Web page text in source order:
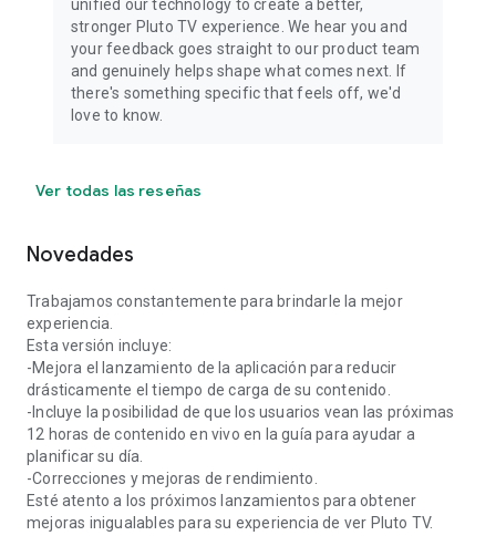
unified our technology to create a better,
stronger Pluto TV experience. We hear you and
your feedback goes straight to our product team
and genuinely helps shape what comes next. If
there's something specific that feels off, we'd
love to know.
Ver todas las reseñas
Novedades
Trabajamos constantemente para brindarle la mejor
experiencia.
Esta versión incluye:
-Mejora el lanzamiento de la aplicación para reducir
drásticamente el tiempo de carga de su contenido.
-Incluye la posibilidad de que los usuarios vean las próximas
12 horas de contenido en vivo en la guía para ayudar a
planificar su día.
-Correcciones y mejoras de rendimiento.
Esté atento a los próximos lanzamientos para obtener
mejoras inigualables para su experiencia de ver Pluto TV.